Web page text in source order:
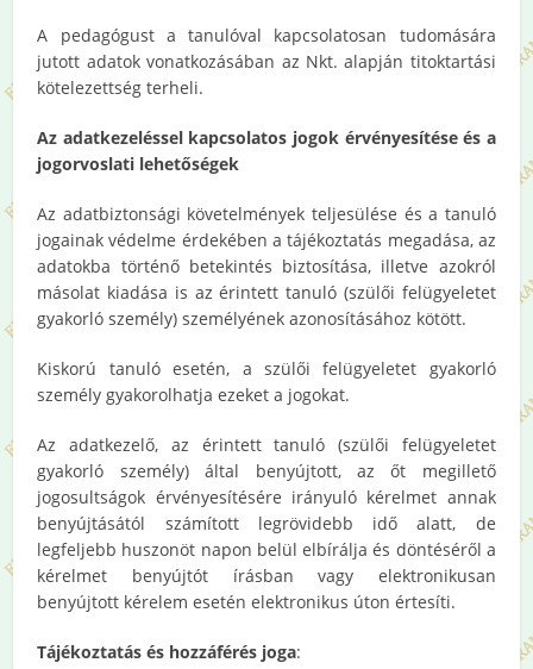
A pedagógust a tanulóval kapcsolatosan tudomására
jutott adatok vonatkozásában az Nkt. alapján titoktartási
kötelezettség terheli.
Az adatkezeléssel kapcsolatos jogok érvényesítése és a
jogorvoslati lehetőségek
Az adatbiztonsági követelmények teljesülése és a tanuló
jogainak védelme érdekében a tájékoztatás megadása, az
adatokba történő betekintés biztosítása, illetve azokról
másolat kiadása is az érintett tanuló (szülői felügyeletet
gyakorló személy) személyének azonosításához kötött.
Kiskorú tanuló esetén, a szülői felügyeletet gyakorló
személy gyakorolhatja ezeket a jogokat.
Az adatkezelő, az érintett tanuló (szülői felügyeletet
gyakorló személy) által benyújtott, az őt megillető
jogosultságok érvényesítésére irányuló kérelmet annak
benyújtásától számított legrövidebb idő alatt, de
legfeljebb huszonöt napon belül elbírálja és döntéséről a
kérelmet benyújtót írásban vagy elektronikusan
benyújtott kérelem esetén elektronikus úton értesíti.
Tájékoztatás és hozzáférés joga: